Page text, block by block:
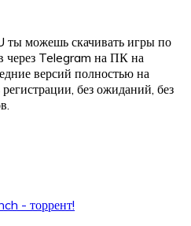
ты можешь скачивать игры по
через Telegram на ПК на
версий полностью на
без ожиданий, без